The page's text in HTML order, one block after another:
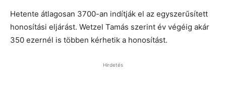
Hetente átlagosan 3700-an indítják el az egyszerűsített
honosítási eljárást. Wetzel Tamás szerint év végéig akár
350 ezernél is többen kérhetik a honosítást.
Hirdetés